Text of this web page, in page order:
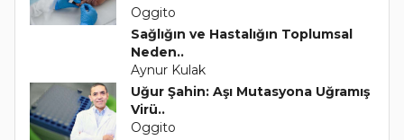
Oggito
Sağlığın ve Hastalığın Toplumsal
Neden..
Aynur Kulak
Uğur Şahin: Aşı Mutasyona Uğramış
Virü..
Oggito